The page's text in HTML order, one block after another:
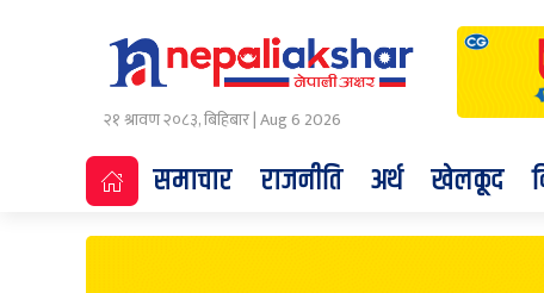
२१ श्रावण २०८३, बिहिबार | Aug 6 2026
समाचार राजनीति अर्थ खेलकूद